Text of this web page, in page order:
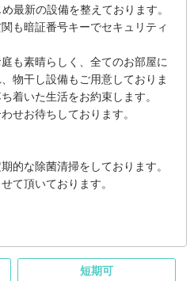
最新の設備を整えております。
も暗証番号キーでセキュリティ
も素晴らしく、全てのお部屋に
物干し設備もご用意しておりま
着いた生活をお約束します。
せお待ちしております。
的な除菌清掃をしております。
て頂いております。
短期可